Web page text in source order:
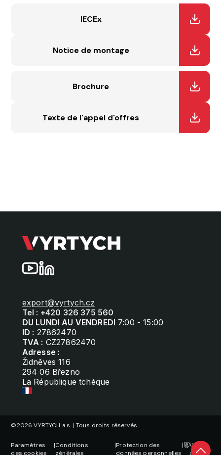
IECEx
Notice de montage
Brochure
Texte de l'appel d'offres
export@vyrtych.cz
Tel : +420 326 375 560
DU LUNDI AU VENDREDI 7:00 - 15:00
ID : 27862470
TVA : CZ27862470
Adresse :
Židněves 116
294 06 Březno
La République tchèque
©2026 VYRTYCH a.s. | Tous droits réservés.
Paramètres
des cookies
|Conditions
générales
|Protection des
données personnelles
|
Vie
privée